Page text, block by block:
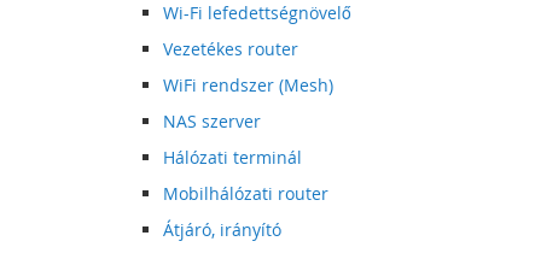
Wi-Fi lefedettségnövelő
Vezetékes router
WiFi rendszer (Mesh)
NAS szerver
Hálózati terminál
Mobilhálózati router
Átjáró, irányító